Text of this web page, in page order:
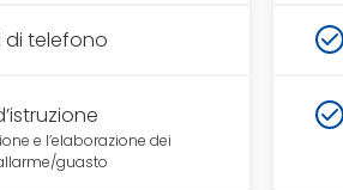
di telefono
e l’elaborazione dei
guasto